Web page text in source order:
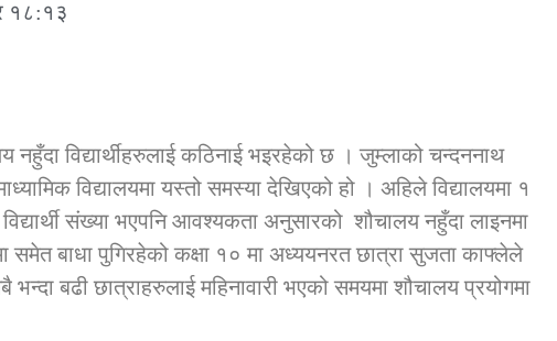
जुम्लाकाे सुचना कार्यक्रम कार्यान्वयन एकाई जुम्लाको सुचना
१८:१३
नहुँदा विद्यार्थीहरुलाई कठिनाई भइरहेको छ । जुम्लाको चन्दननाथ
विद्यालयमा यस्तो समस्या देखिएको हो । अहिले विद्यालयमा १
विद्यार्थी संख्या भएपनि आवश्यकता अनुसारको शौचालय नहुँदा लाइनमा
समेत बाधा पुगिरहेको कक्षा १० मा अध्ययनरत छात्रा सुजता काफ्लेले
बढी छात्राहरुलाई महिनावारी भएको समयमा शौचालय प्रयोगमा